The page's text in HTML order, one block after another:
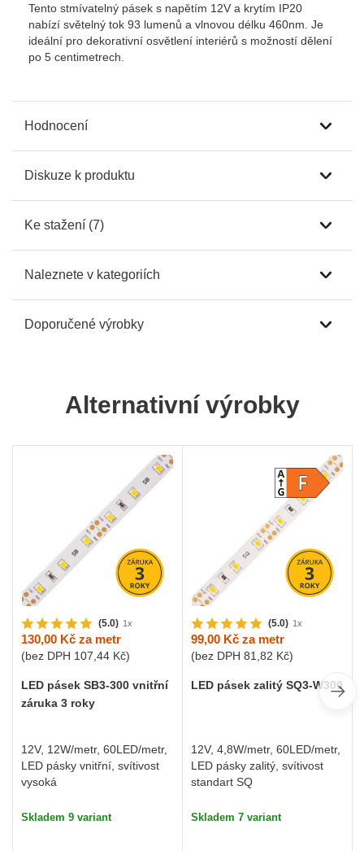
Tento stmívatelný pásek s napětím 12V a krytím IP20
nabízí světelný tok 93 lumenů a vlnovou délku 460nm. Je
ideální pro dekorativní osvětlení interiérů s možností dělení
po 5 centimetrech.
Hodnocení
Diskuze k produktu
Ke stažení (7)
Naleznete v kategoriích
Doporučené výrobky
Alternativní výrobky
(5.0) 1x
130,00 Kč za metr
(bez DPH 107,44 Kč)
LED pásek SB3-300 vnitřní
záruka 3 roky
12V, 12W/metr, 60LED/metr,
LED pásky vnitřní, svítivost
vysoká
Skladem 9 variant
(5.0) 1x
99,00 Kč za metr
(bez DPH 81,82 Kč)
LED pásek zalitý SQ3-W300
12V, 4,8W/metr, 60LED/metr,
LED pásky zalitý, svítivost
standart SQ
Skladem 7 variant